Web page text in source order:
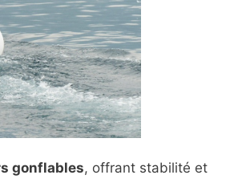
gonflables, offrant stabilité et